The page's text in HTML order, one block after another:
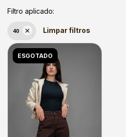
Filtro aplicado:
40 Limpar filtros
ESGOTADO